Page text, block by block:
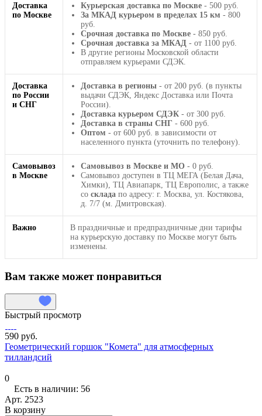
Доставка
по Москве
Курьерская доставка по Москве - 500 руб.
За МКАД курьером в пределах 15 км - 800
руб.
Срочная доставка по Москве - 850 руб.
Срочная доставка за МКАД - от 1100 руб.
В другие регионы Московской области
отправляем курьерами СДЭК.
Доставка
по России
и СНГ
Доставка в регионы - от 200 руб. (в пункты
выдачи СДЭК, Яндекс Доставка или Почта
России).
Доставка курьером СДЭК - от 300 руб.
Доставка в страны СНГ - 600 руб.
Оптом - от 600 руб. в зависимости от
населенного пункта (уточнить по телефону).
Самовывоз
в Москве
Самовывоз в Москве и МО - 0 руб.
Самовывоз доступен в ТЦ МЕГА (Белая Дача,
Химки), ТЦ Авиапарк, ТЦ Европолис, а также
со склада по адресу: г. Москва, ул. Костякова,
д. 7/7 (м. Дмитровская).
Важно
В праздничные и предпраздничные дни тарифы
на курьерскую доставку по Москве могут быть
изменены.
Вам также может понравиться
Быстрый просмотр
590 руб.
Геометрический горшок "Комета" для атмосферных
тилландсий
0
Есть в наличии: 56
Арт. 2523
В корзину